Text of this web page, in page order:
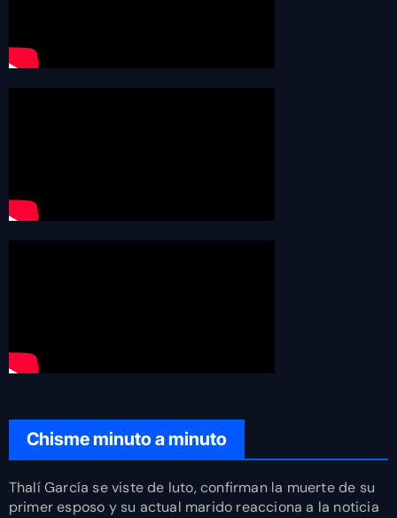
Chisme minuto a minuto
Thalí García se viste de luto, confirman la muerte de su
primer esposo y su actual marido reacciona a la noticia